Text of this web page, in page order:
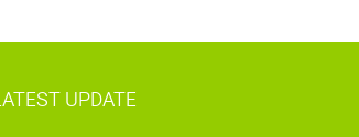
LATEST UPDATE